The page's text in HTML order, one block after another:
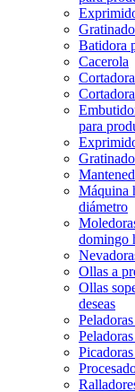
Batidora
Cacerola
para
Máquina
diámetro
domingo
Ollas a
Ollas
deseas